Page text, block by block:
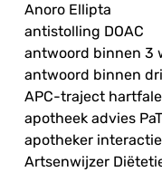
Anoro Ellipta
antistolling DOAC
antwoord binnen 3
antwoord binnen
APC-traject
apotheek advies
apotheker
Artsenwijzer